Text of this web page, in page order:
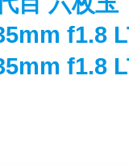
f1.8
f1.8